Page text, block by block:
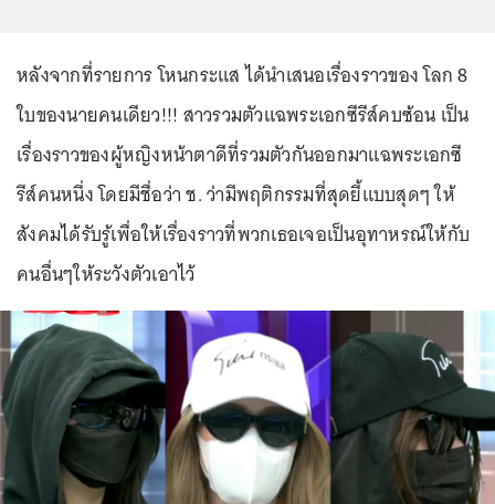
หลังจากที่รายการ โหนกระแส ได้นำเสนอเรื่องราวของ โลก 8
ใบของนายคนเดียว!!! สาวรวมตัวแฉพระเอกซีรีส์คบซ้อน เป็น
เรื่องราวของผู้หญิงหน้าตาดีที่รวมตัวกันออกมาแฉพระเอกซี
รีส์คนหนึ่ง โดยมีชื่อว่า ช. ว่ามีพฤติกรรมที่สุดยี้แบบสุดๆ ให้
สังคมได้รับรู้เพื่อให้เรื่องราวที่พวกเธอเจอเป็นอุทาหรณ์ให้กับ
คนอื่นๆให้ระวังตัวเอาไว้